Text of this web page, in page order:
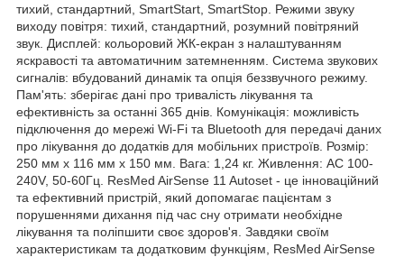
тихий, стандартний, SmartStart, SmartStop. Режими звуку
виходу повітря: тихий, стандартний, розумний повітряний
звук. Дисплей: кольоровий ЖК-екран з налаштуванням
яскравості та автоматичним затемненням. Система звукових
сигналів: вбудований динамік та опція беззвучного режиму.
Пам'ять: зберігає дані про тривалість лікування та
ефективність за останні 365 днів. Комунікація: можливість
підключення до мережі Wi-Fi та Bluetooth для передачі даних
про лікування до додатків для мобільних пристроїв. Розмір:
250 мм x 116 мм x 150 мм. Вага: 1,24 кг. Живлення: AC 100-
240V, 50-60Гц. ResMed AirSense 11 Autoset - це інноваційний
та ефективний пристрій, який допомагає пацієнтам з
порушеннями дихання під час сну отримати необхідне
лікування та поліпшити своє здоров'я. Завдяки своїм
характеристикам та додатковим функціям, ResMed AirSense